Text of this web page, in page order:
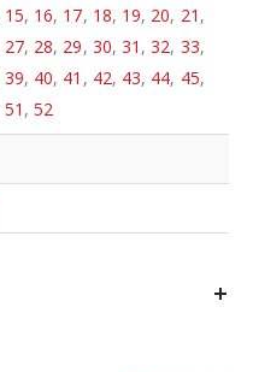
15, 16, 17, 18, 19, 20, 21 ,
27, 28, 29, 30, 31 ,32, 33,
39, 40, 41 , 42, 43, 44, 45,
51 ,52